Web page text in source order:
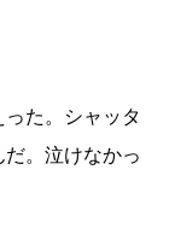
た。シャッタ
。泣けなかっ